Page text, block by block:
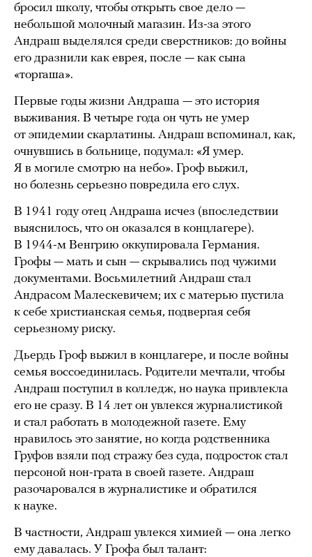
бросил школу, чтобы открыть свое дело —
небольшой молочный магазин. Из-за этого
Андраш выделялся среди сверстников: до войны
его дразнили как еврея, после — как сына
«торгаша».
Первые годы жизни Андраша — это история
выживания. В четыре года он чуть не умер
от эпидемии скарлатины. Андраш вспоминал, как,
очнувшись в больнице, подумал: «Я умер.
Я в могиле смотрю на небо». Гроф выжил,
но болезнь серьезно повредила его слух.
В 1941 году отец Андраша исчез (впоследствии
выяснилось, что он оказался в концлагере).
В 1944-м Венгрию оккупировала Германия.
Грофы — мать и сын — скрывались под чужими
документами. Восьмилетний Андраш стал
Андрасом Малескевичем; их с матерью пустила
к себе христианская семья, подвергая себя
серьезному риску.
Дьердь Гроф выжил в концлагере, и после войны
семья воссоединилась. Родители мечтали, чтобы
Андраш поступил в колледж, но наука привлекла
его не сразу. В 14 лет он увлекся журналистикой
и стал работать в молодежной газете. Ему
нравилось это занятие, но когда родственника
Груфов взяли под стражу без суда, подросток стал
персоной нон-грата в своей газете. Андраш
разочаровался в журналистике и обратился
к науке.
В частности, Андраш увлекся химией — она легко
ему давалась. У Грофа был талант: